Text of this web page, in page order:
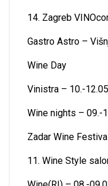
14. Zagreb
Gastro Astro –
Wine Day
Vinistra – 10.-
Wine nights – 09.-
Zadar Wine
11. Wine Style